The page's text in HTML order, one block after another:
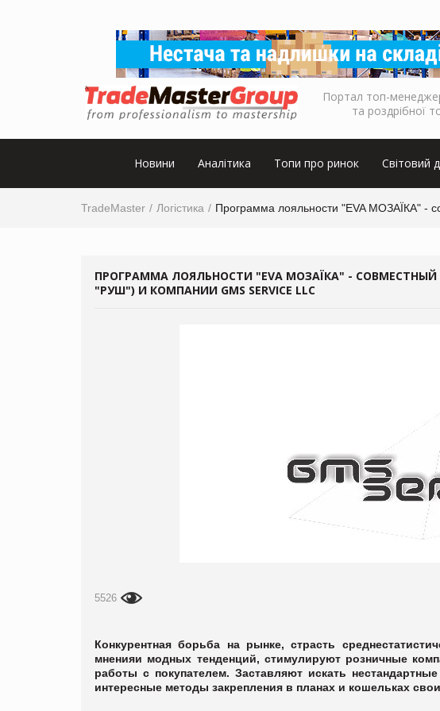
Портал топ-
та роздрібної
Новини Аналітика Топи про ринок Світовий
TradeMaster Логістика Программа лояльности "EVA МОЗАЇКА" -
ПРОГРАММА ЛОЯЛЬНОСТИ "EVA МОЗАЇКА" - СОВМЕСТНЫЙ
"РУШ") И КОМПАНИИ GMS SERVICE LLC
5526
Конкурентная борьба на рынке, страсть
мненияи модных тенденций, стимулируют розничные
работы с покупателем. Заставляют искать
интересные методы закрепления в планах и кошельках